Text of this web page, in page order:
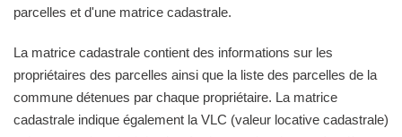
parcelles et d'une matrice cadastrale.
La matrice cadastrale contient des informations sur les
propriétaires des parcelles ainsi que la liste des parcelles de la
commune détenues par chaque propriétaire. La matrice
cadastrale indique également la VLC (valeur locative cadastrale)